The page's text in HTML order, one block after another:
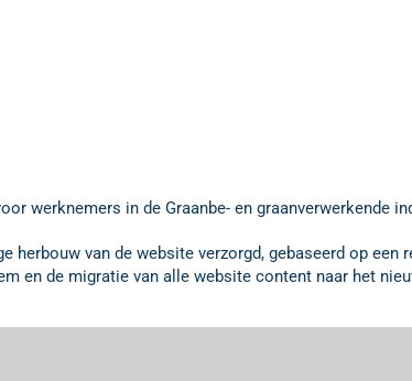
werknemers in de Graanbe- en graanverwerkende
van de website verzorgd, gebaseerd op een
en de migratie van alle website content naar het